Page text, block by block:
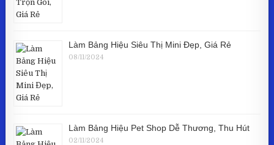
Làm Bảng Hiệu Siêu Thị Mini Đẹp, Giá Rẻ
08/11/2024
Làm Bảng Hiệu Pet Shop Dễ Thương, Thu Hút
02/11/2024